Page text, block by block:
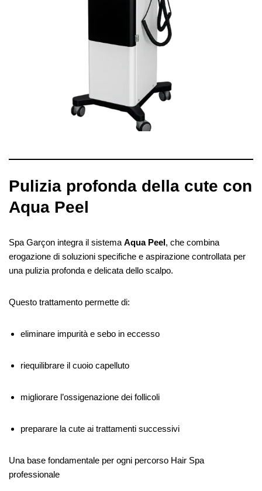
Pulizia profonda della cute con
Aqua Peel
Spa Garçon integra il sistema Aqua Peel, che combina
erogazione di soluzioni specifiche e aspirazione controllata per
una pulizia profonda e delicata dello scalpo.
Questo trattamento permette di:
eliminare impurità e sebo in eccesso
riequilibrare il cuoio capelluto
migliorare l’ossigenazione dei follicoli
preparare la cute ai trattamenti successivi
Una base fondamentale per ogni percorso Hair Spa
professionale